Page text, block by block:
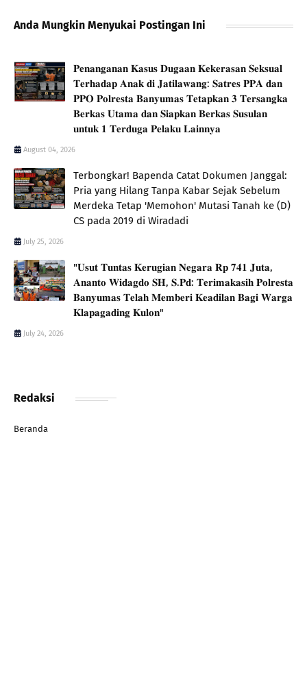
Anda Mungkin Menyukai Postingan Ini
𝐏𝐞𝐧𝐚𝐧𝐠𝐚𝐧𝐚𝐧 𝐊𝐚𝐬𝐮𝐬 𝐃𝐮𝐠𝐚𝐚𝐧 𝐊𝐞𝐤𝐞𝐫𝐚𝐬𝐚𝐧 𝐒𝐞𝐤𝐬𝐮𝐚𝐥
𝐓𝐞𝐫𝐡𝐚𝐝𝐚𝐩 𝐀𝐧𝐚𝐤 𝐝𝐢 𝐉𝐚𝐭𝐢𝐥𝐚𝐰𝐚𝐧𝐠: 𝐒𝐚𝐭𝐫𝐞𝐬 𝐏𝐏𝐀 𝐝𝐚𝐧
𝐏𝐏𝐎 𝐏𝐨𝐥𝐫𝐞𝐬𝐭𝐚 𝐁𝐚𝐧𝐲𝐮𝐦𝐚𝐬 𝐓𝐞𝐭𝐚𝐩𝐤𝐚𝐧 𝟑 𝐓𝐞𝐫𝐬𝐚𝐧𝐠𝐤𝐚
𝐁𝐞𝐫𝐤𝐚𝐬 𝐔𝐭𝐚𝐦𝐚 𝐝𝐚𝐧 𝐒𝐢𝐚𝐩𝐤𝐚𝐧 𝐁𝐞𝐫𝐤𝐚𝐬 𝐒𝐮𝐬𝐮𝐥𝐚𝐧
𝐮𝐧𝐭𝐮𝐤 𝟏 𝐓𝐞𝐫𝐝𝐮𝐠𝐚 𝐏𝐞𝐥𝐚𝐤𝐮 𝐋𝐚𝐢𝐧𝐧𝐲𝐚
August 04, 2026
​Terbongkar! Bapenda Catat Dokumen Janggal:
Pria yang Hilang Tanpa Kabar Sejak Sebelum
Merdeka Tetap 'Memohon' Mutasi Tanah ke (D)
CS pada 2019 di Wiradadi
July 25, 2026
"𝐔𝐬𝐮𝐭 𝐓𝐮𝐧𝐭𝐚𝐬 𝐊𝐞𝐫𝐮𝐠𝐢𝐚𝐧 𝐍𝐞𝐠𝐚𝐫𝐚 𝐑𝐩 𝟕𝟒𝟏 𝐉𝐮𝐭𝐚,
𝐀𝐧𝐚𝐧𝐭𝐨 𝐖𝐢𝐝𝐚𝐠𝐝𝐨 𝐒𝐇, 𝐒.𝐏𝐝: 𝐓𝐞𝐫𝐢𝐦𝐚𝐤𝐚𝐬𝐢𝐡 𝐏𝐨𝐥𝐫𝐞𝐬𝐭𝐚
𝐁𝐚𝐧𝐲𝐮𝐦𝐚𝐬 𝐓𝐞𝐥𝐚𝐡 𝐌𝐞𝐦𝐛𝐞𝐫𝐢 𝐊𝐞𝐚𝐝𝐢𝐥𝐚𝐧 𝐁𝐚𝐠𝐢 𝐖𝐚𝐫𝐠𝐚
𝐊𝐥𝐚𝐩𝐚𝐠𝐚𝐝𝐢𝐧𝐠 𝐊𝐮𝐥𝐨𝐧"
July 24, 2026
Redaksi
Beranda